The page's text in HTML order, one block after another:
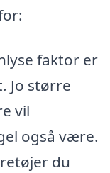
faktor er
Jo større
vil
også være.
du